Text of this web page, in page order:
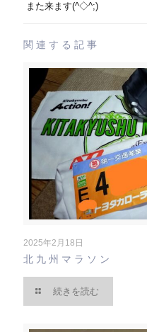
また来ます(^◇^;)
関連する記事
2025年2月18日
北九州マラソン
続きを読む